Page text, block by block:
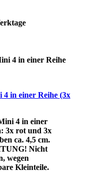
4 in einer Reihe (3x
4 in einer
3x rot und 3x
ca. 4,5 cm.
Nicht
wegen
Kleinteile.